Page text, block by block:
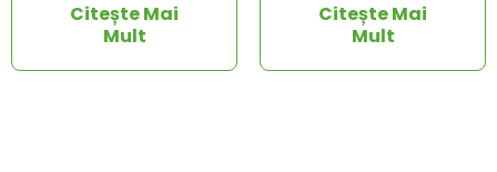
Citește Mai
Mult
Citește Mai
Mult